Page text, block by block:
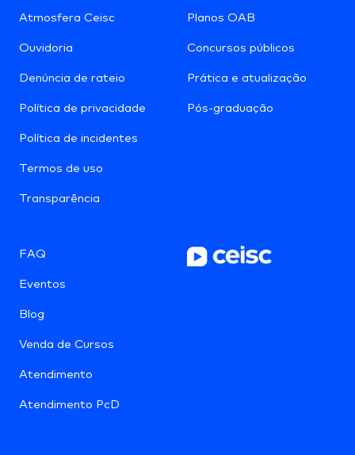
Atmosfera Ceisc
Ouvidoria
Denúncia de rateio
Política de privacidade
Política de incidentes
Termos de uso
Transparência
Planos OAB
Concursos públicos
Prática e atualização
Pós-graduação
FAQ
Eventos
Blog
Venda de Cursos
Atendimento
Atendimento PcD